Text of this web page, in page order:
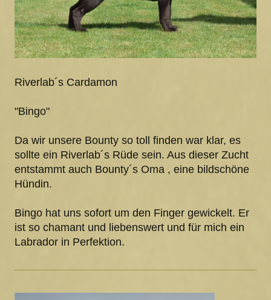
Riverlab´s Cardamon
"Bingo"
Da wir unsere Bounty so toll finden war klar, es
sollte ein Riverlab´s Rüde sein. Aus dieser Zucht
entstammt auch Bounty´s Oma , eine bildschöne
Hündin.
Bingo hat uns sofort um den Finger gewickelt. Er
ist so chamant und liebenswert und für mich ein
Labrador in Perfektion.